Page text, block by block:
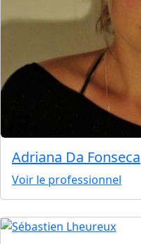
Adriana Da Fonseca
Voir le professionnel